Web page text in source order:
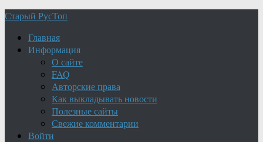
Старый РусТоп
Главная
Информация
О сайте
FAQ
Авторские права
Как выкладывать новости
Полезные сайты
Свежие комментарии
Войти